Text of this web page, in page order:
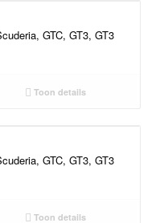
GTC, GT3, GT3
Toon details
GTC, GT3, GT3
Toon details